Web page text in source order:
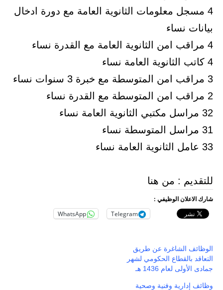
4 مسجل معلومات الثانوية العامة مع دورة ادخال
بيانات نساء
4 مراقب امن الثانوية العامة مع القدرة نساء
4 كاتب الثانوية العامة نساء
3 مراقب امن المتوسطة مع خبرة 3 سنوات نساء
2 مراقب امن المتوسطة مع القدرة نساء
32 مراسل مكتبي الثانوية العامة نساء
31 مراسل المتوسطة نساء
33 عامل الثانوية العامة نساء
للتقديم : من هنا
شارك الاعلان الوظيفي :
Telegram
WhatsApp
الوظائف الشاغرة عن طريق
التعاقد بالقطاع الحكومي لشهر
جمادى الأولى لعام 1436 هـ
وظائف إدارية وفنية وصحية